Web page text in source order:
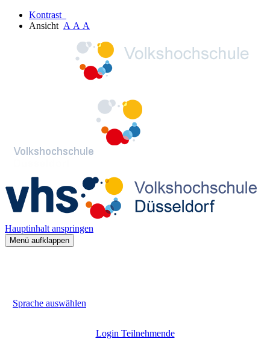
Kontrast
Ansicht A A A
Hauptinhalt anspringen
Menü aufklappen
Sprache auswählen
Login Teilnehmende